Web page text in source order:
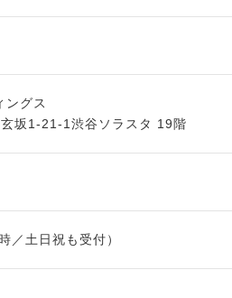
ングス
坂1-21-1渋谷ソラスタ 19階
／土日祝も受付）